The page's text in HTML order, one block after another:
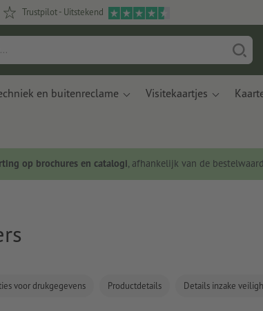
Trustpilot - Uitstekend
en buitenreclame Visitekaartjes
op brochures en catalogi, afhankelijk van de
voor drukgegevens Productdetails Details inzake